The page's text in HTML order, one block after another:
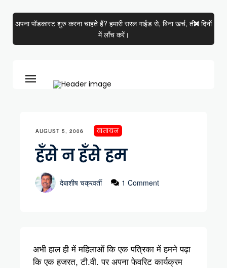
अपना पॉडकास्ट शुरु करना चाहते हैं? हमारी सरल गाईड से, बिना खर्च, तीन दिनों
में लाँच करें।
AUGUST 5, 2006 वातायन
हँसे न हँसे हम
देबाशीष चक्रवर्ती 1 Comment
अभी हाल ही में महिलाओं कि एक पत्रिका में हमने पढ़ा
कि एक हजरत, टी.वी. पर अपना फेवरिट कार्यक्रम